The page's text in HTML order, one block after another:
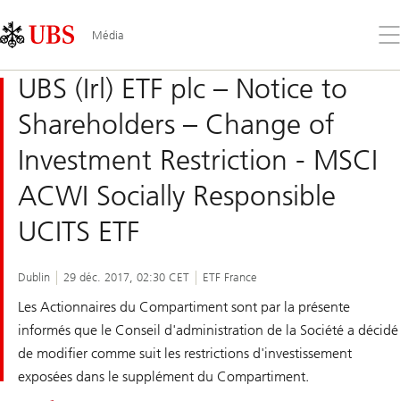
Links
Area
Média
le
UBS (Irl) ETF plc – Notice to
Shareholders – Change of
Investment Restriction - MSCI
ACWI Socially Responsible
UCITS ETF
Dublin 29 déc. 2017, 02:30 CET ETF France
Les Actionnaires du Compartiment sont par la présente
informés que le Conseil d'administration de la Société a décidé
de modifier comme suit les restrictions d'investissement
exposées dans le supplément du Compartiment.